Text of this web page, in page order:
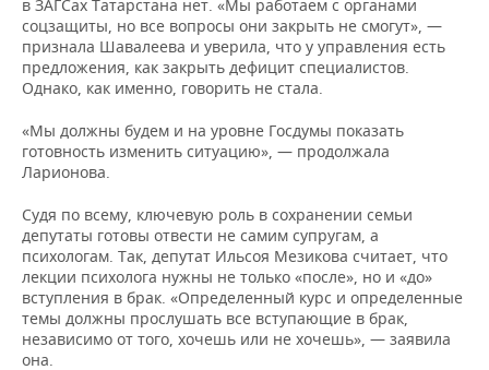
в ЗАГСах Татарстана нет. «Мы работаем с органами
соцзащиты, но все вопросы они закрыть не смогут», —
признала Шавалеева и уверила, что у управления есть
предложения, как закрыть дефицит специалистов.
Однако, как именно, говорить не стала.
«Мы должны будем и на уровне Госдумы показать
готовность изменить ситуацию», — продолжала
Ларионова.
Судя по всему, ключевую роль в сохранении семьи
депутаты готовы отвести не самим супругам, а
психологам. Так, депутат Ильсоя Мезикова считает, что
лекции психолога нужны не только «после», но и «до»
вступления в брак. «Определенный курс и определенные
темы должны прослушать все вступающие в брак,
независимо от того, хочешь или не хочешь», — заявила
она.